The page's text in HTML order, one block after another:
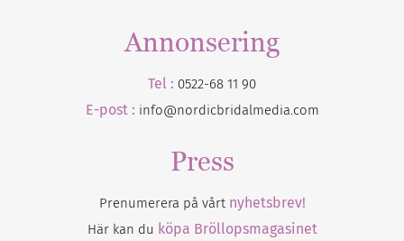
Annonsering
Tel : 0522-68 11 90
E-post : info@nordicbridalmedia.com
Press
Prenumerera på vårt nyhetsbrev!
Här kan du köpa Bröllopsmagasinet